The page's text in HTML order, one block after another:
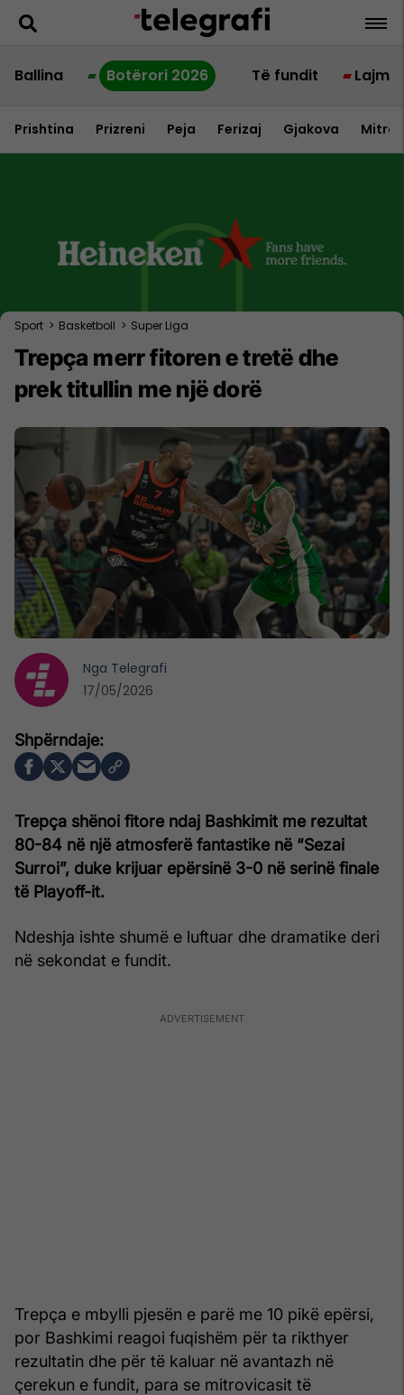
Ballina Botërori 2026 Të fundit Lajme
Prishtina Prizreni Peja Ferizaj Gjakova
Sport > Basketboll > Super Liga
Trepça merr fitoren e tretë dhe
prek titullin me një dorë
Trepça shënoi fitore ndaj Bashkimit me rezultat
80-84 në një atmosferë fantastike në “Sezai
Surroi”, duke krijuar epërsinë 3-0 në serinë finale
të Playoff-it.
Ndeshja ishte shumë e luftuar dhe dramatike deri
në sekondat e fundit.
Trepça e mbylli pjesën e parë me 10 pikë epërsi,
por Bashkimi reagoi fuqishëm për ta rikthyer
rezultatin dhe për të kaluar në avantazh në
çerekun e fundit, para se mitrovicasit të
Nga Telegrafi
17/05/2026